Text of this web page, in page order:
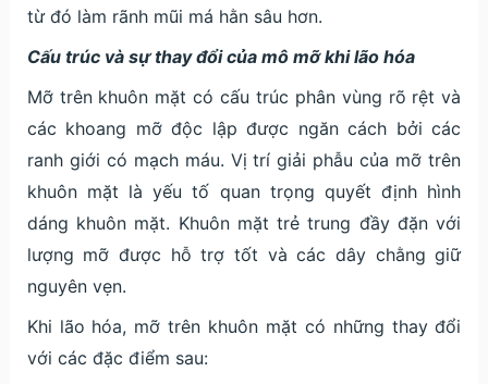
từ đó làm rãnh mũi má hằn sâu hơn.
Cấu trúc và sự thay đổi của mô mỡ khi lão hóa
Mỡ trên khuôn mặt có cấu trúc phân vùng rõ rệt và
các khoang mỡ độc lập được ngăn cách bởi các
ranh giới có mạch máu. Vị trí giải phẫu của mỡ trên
khuôn mặt là yếu tố quan trọng quyết định hình
dáng khuôn mặt. Khuôn mặt trẻ trung đầy đặn với
lượng mỡ được hỗ trợ tốt và các dây chằng giữ
nguyên vẹn.
Khi lão hóa, mỡ trên khuôn mặt có những thay đổi
với các đặc điểm sau: